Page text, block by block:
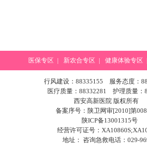
医保专区 | 新农合专区 | 健康体验专区
行风建设：88335155 服务态度：
医疗质量：88332281 护理质量：
西安高新医院 版权所有
备案序号：陕卫网审[2010]第
陕ICP备13001315号
经营许可证号：
地址： 咨询急救电话：029-